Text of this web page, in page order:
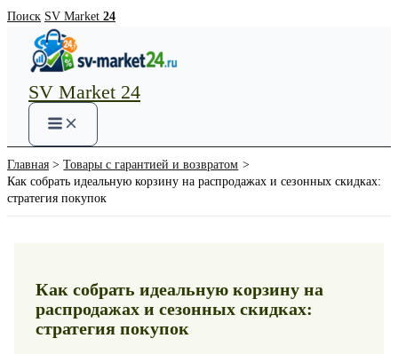
Перейти
содержимому
Поиск SV Market 24
SV Market 24
Main
Menu
Главная
Товары с гарантией и возвратом
Как собрать идеальную корзину на распродажах и сезонных скидках:
стратегия покупок
Как собрать идеальную корзину на
распродажах и сезонных скидках:
стратегия покупок